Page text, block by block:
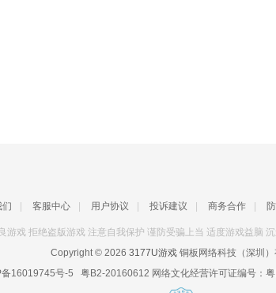
们 客服中心 用户协议 投诉建议 商务合作
游戏 拒绝盗版游戏 注意自我保护 谨防受骗上当 适度游戏益脑
Copyright © 2026 3177U游戏铜板网络科技（深圳）
16019745号-5 粤B2-20160612 网络文化经营许可证编号：